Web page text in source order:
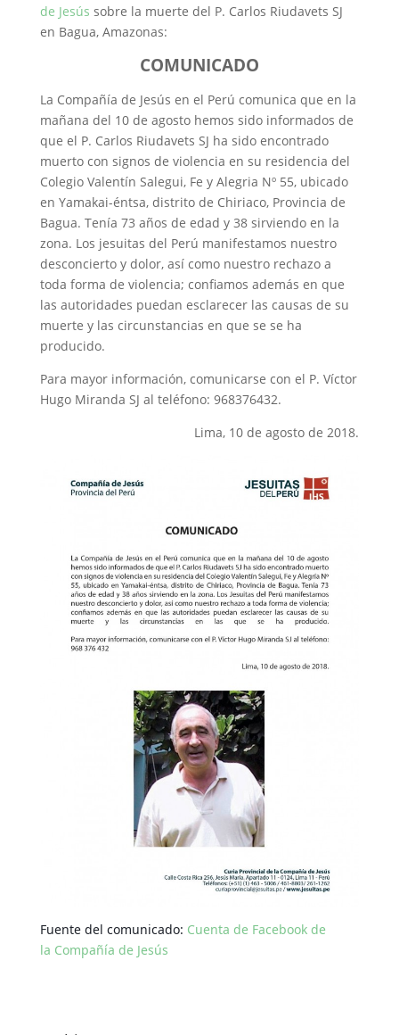
de Jesús sobre la muerte del P. Carlos Riudavets SJ
en Bagua, Amazonas:
COMUNICADO
La Compañía de Jesús en el Perú comunica que en la
mañana del 10 de agosto hemos sido informados de
que el P. Carlos Riudavets SJ ha sido encontrado
muerto con signos de violencia en su residencia del
Colegio Valentín Salegui, Fe y Alegria Nº 55, ubicado
en Yamakai-éntsa, distrito de Chiriaco, Provincia de
Bagua. Tenía 73 años de edad y 38 sirviendo en la
zona. Los jesuitas del Perú manifestamos nuestro
desconcierto y dolor, así como nuestro rechazo a
toda forma de violencia; confiamos además en que
las autoridades puedan esclarecer las causas de su
muerte y las circunstancias en que se se ha
producido.
Para mayor información, comunicarse con el P. Víctor
Hugo Miranda SJ al teléfono: 968376432.
Lima, 10 de agosto de 2018.
Fuente del comunicado: Cuenta de Facebook de
la Compañía de Jesús